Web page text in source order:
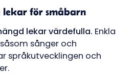
lekar för småbarn
lekar värdefulla. Enkla
sånger och
språkutvecklingen och